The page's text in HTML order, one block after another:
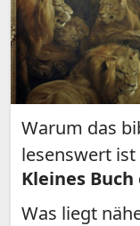
Warum das
lesenswert ist
Kleines
Was liegt